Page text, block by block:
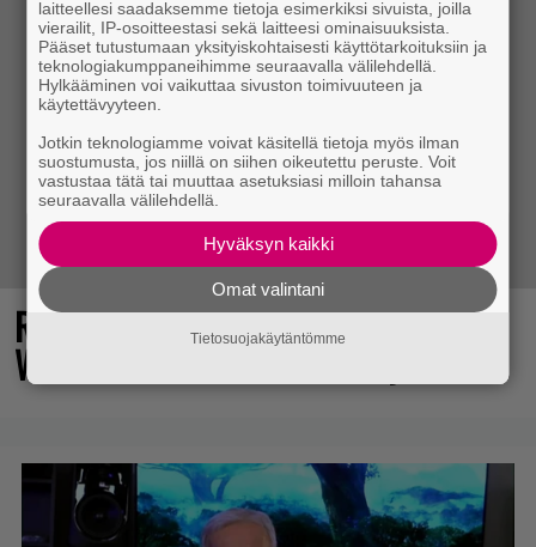
Rallienglanti raikaa kotimaisen
Wreckfest 2:n uudella esittelyvideolla
laitteellesi saadaksemme tietoja esimerkiksi sivuista, joilla
vierailit, IP-osoitteestasi sekä laitteesi ominaisuuksista.
Pääset tutustumaan yksityiskohtaisesti käyttötarkoituksiin ja
teknologiakumppaneihimme seuraavalla välilehdellä.
Hylkääminen voi vaikuttaa sivuston toimivuuteen ja
käytettävyyteen.
Jotkin teknologiamme voivat käsitellä tietoja myös ilman
suostumusta, jos niillä on siihen oikeutettu peruste. Voit
vastustaa tätä tai muuttaa asetuksiasi milloin tahansa
seuraavalla välilehdellä.
Hyväksyn kaikki
Omat valintani
Tietosuojakäytäntömme